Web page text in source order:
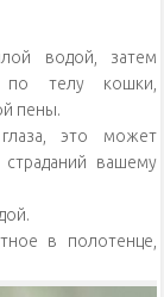
водой, затем
по телу кошки,
пены.
это может
вашему
в полотенце,